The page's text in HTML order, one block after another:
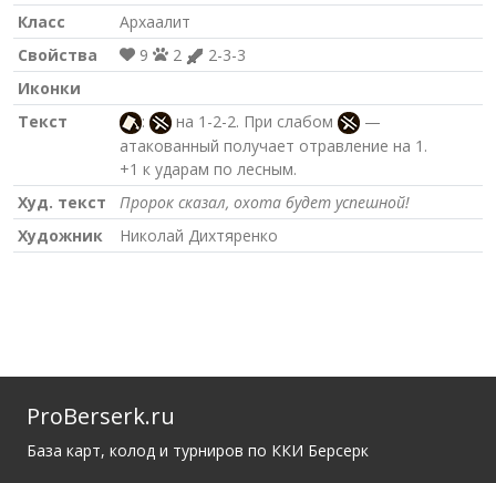
Класс
Архаалит
Свойства
9 2
2-3-3
Иконки
Текст
: на 1-2-2. При слабом
—
атакованный получает отравление на 1.
+1 к ударам по лесным.
Худ. текст
Пророк сказал, охота будет успешной!
Художник
Николай Дихтяренко
ProBerserk.ru
База карт, колод и турниров по ККИ Берсерк